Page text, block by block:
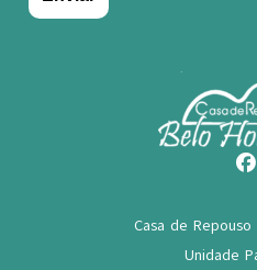
Casa de
Unidade